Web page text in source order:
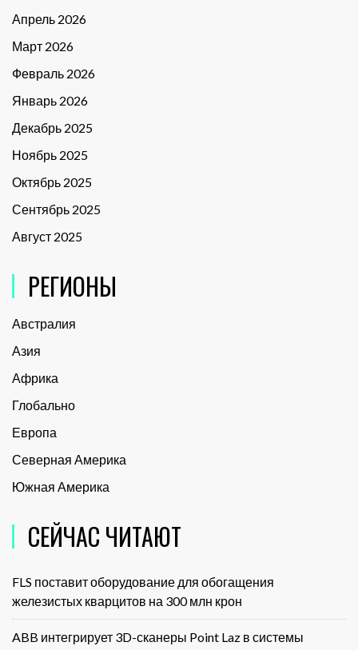
Апрель 2026
Март 2026
Февраль 2026
Январь 2026
Декабрь 2025
Ноябрь 2025
Октябрь 2025
Сентябрь 2025
Август 2025
РЕГИОНЫ
Австралия
Азия
Африка
Глобально
Европа
Северная Америка
Южная Америка
СЕЙЧАС ЧИТАЮТ
FLS поставит оборудование для обогащения
железистых кварцитов на 300 млн крон
ABB интегрирует 3D-сканеры Point Laz в системы